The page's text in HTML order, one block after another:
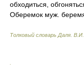
обходиться,
Оберемок муж.
Толковый словарь Даля В.И.